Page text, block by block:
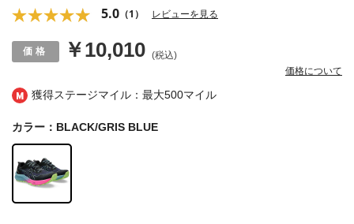
獲得ステージマイル：最大500マイル
5.0 （1） レビューを見る
￥10,010 (税込)
価格について
カラー：BLACK/GRIS BLUE